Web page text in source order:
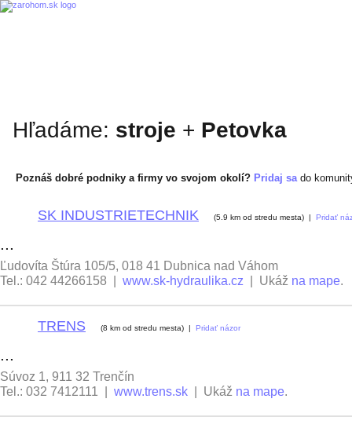
Hľadáme: stroje + Petovka
Poznáš dobré podniky a firmy vo svojom okolí? Pridaj sado
SK INDUSTRIETECHNIK (5.9 km od stredu mesta) | Pridať
...
Ľudovíta Štúra 105/5, 018 41 Dubnica nad Váhom
Tel.: 042 44266158 | www.sk-hydraulika.cz | Ukáž na mape.
TRENS (8 km od stredu mesta) | Pridať názor
...
Súvoz 1, 911 32 Trenčín
Tel.: 032 7412111 | www.trens.sk | Ukáž na mape.